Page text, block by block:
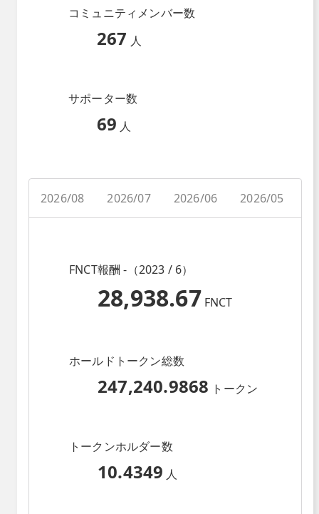
コミュニティメンバー数
267 人
サポーター数
69 人
2026/08 2026/07 2026/06 2026/05
FNCT報酬 -（2023 / 6）
28,938.67 FNCT
ホールドトークン総数
247,240.9868 トークン
トークンホルダー数
10.4349 人